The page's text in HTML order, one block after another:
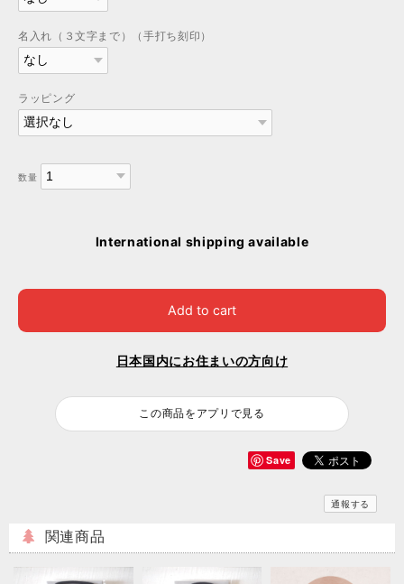
名入れ（３文字まで）（手打ち刻印）
ラッピング
数量
International shipping available
Add to cart
日本国内にお住まいの方向け
この商品をアプリで見る
Save
通報する
関連商品